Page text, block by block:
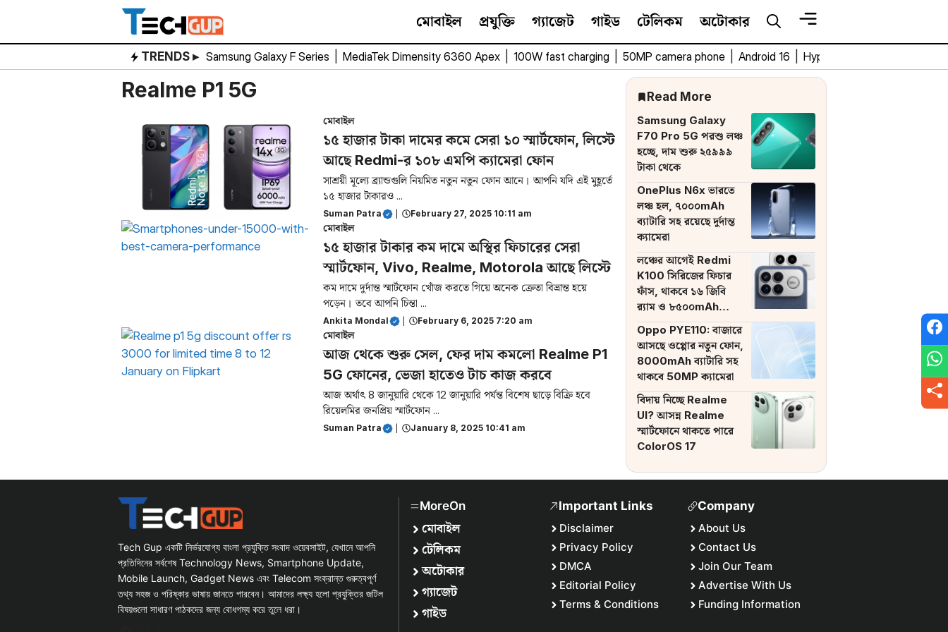
content
মোবাইল প্রযুক্তি গ্যাজেট গাইড টেলিকম অটোকার
TRENDS ▸ Samsung Galaxy F Series MediaTek Dimensity 6360 Apex 100W fast charging 50MP camera phone Android 16 HyperOS 3
Realme P1 5G
মোবাইল
১৫ হাজার টাকা দামের কমে সেরা ১০ স্মার্টফোন, লিস্টে
আছে Redmi-র ১০৮ এমপি ক্যামেরা ফোন
সাশ্রয়ী মূল্যে ব্র্যান্ডগুলি নিয়মিত নতুন নতুন ফোন আনে। আপনি যদি এই মুহূর্তে
১৫ হাজার টাকারও ...
Suman Patra February 27, 2025 10:11 am
মোবাইল
১৫ হাজার টাকার কম দামে অস্থির ফিচারের সেরা
স্মার্টফোন, Vivo, Realme, Motorola আছে লিস্টে
কম দামে দুর্দান্ত স্মার্টফোন খোঁজ করতে গিয়ে অনেক ক্রেতা বিভ্রান্ত হয়ে
পড়েন। তবে আপনি চিন্তা ...
Ankita Mondal February 6, 2025 7:20 am
মোবাইল
আজ থেকে শুরু সেল, ফের দাম কমলো Realme P1
5G ফোনের, ভেজা হাতেও টাচ কাজ করবে
আজ অর্থাৎ 8 জানুয়ারি থেকে 12 জানুয়ারি পর্যন্ত বিশেষ ছাড়ে বিক্রি হবে
রিয়েলমির জনপ্রিয় স্মার্টফোন ...
Suman Patra January 8, 2025 10:41 am
Read More
Samsung Galaxy
F70 Pro 5G পরশু লঞ্চ
হচ্ছে, দাম শুরু ২৫৯৯৯
টাকা থেকে
OnePlus N6x ভারতে
লঞ্চ হল, ৭০০০mAh
ব্যাটারি সহ রয়েছে দুর্দান্ত
ক্যামেরা
লঞ্চের আগেই Redmi
K100 সিরিজের ফিচার
ফাঁস, থাকবে ১৬ জিবি
র‌্যাম ও ৮৫০০mAh
ব্যাটারি
Oppo PYE110: বাজারে
আসছে ওপ্পোর নতুন ফোন,
8000mAh ব্যাটারি সহ
থাকবে 50MP ক্যামেরা
বিদায় নিচ্ছে Realme
UI? আসন্ন Realme
স্মার্টফোনে থাকতে পারে
ColorOS 17
Tech Gup একটি নির্ভরযোগ্য বাংলা প্রযুক্তি সংবাদ ওয়েবসাইট, যেখানে আপনি
প্রতিদিনের সর্বশেষ Technology News, Smartphone Update,
Mobile Launch, Gadget News এবং Telecom সংক্রান্ত গুরুত্বপূর্ণ
তথ্য সহজ ও পরিষ্কার ভাষায় জানতে পারবেন। আমাদের লক্ষ্য হলো প্রযুক্তির জটিল
বিষয়গুলো সাধারণ পাঠকদের জন্য বোধগম্য করে তুলে ধরা।
MoreOn
মোবাইল
টেলিকম
অটোকার
গ্যাজেট
গাইড
Important Links
Disclaimer
Privacy Policy
DMCA
Editorial Policy
Terms & Conditions
Company
About Us
Contact Us
Join Our Team
Advertise With Us
Funding Information